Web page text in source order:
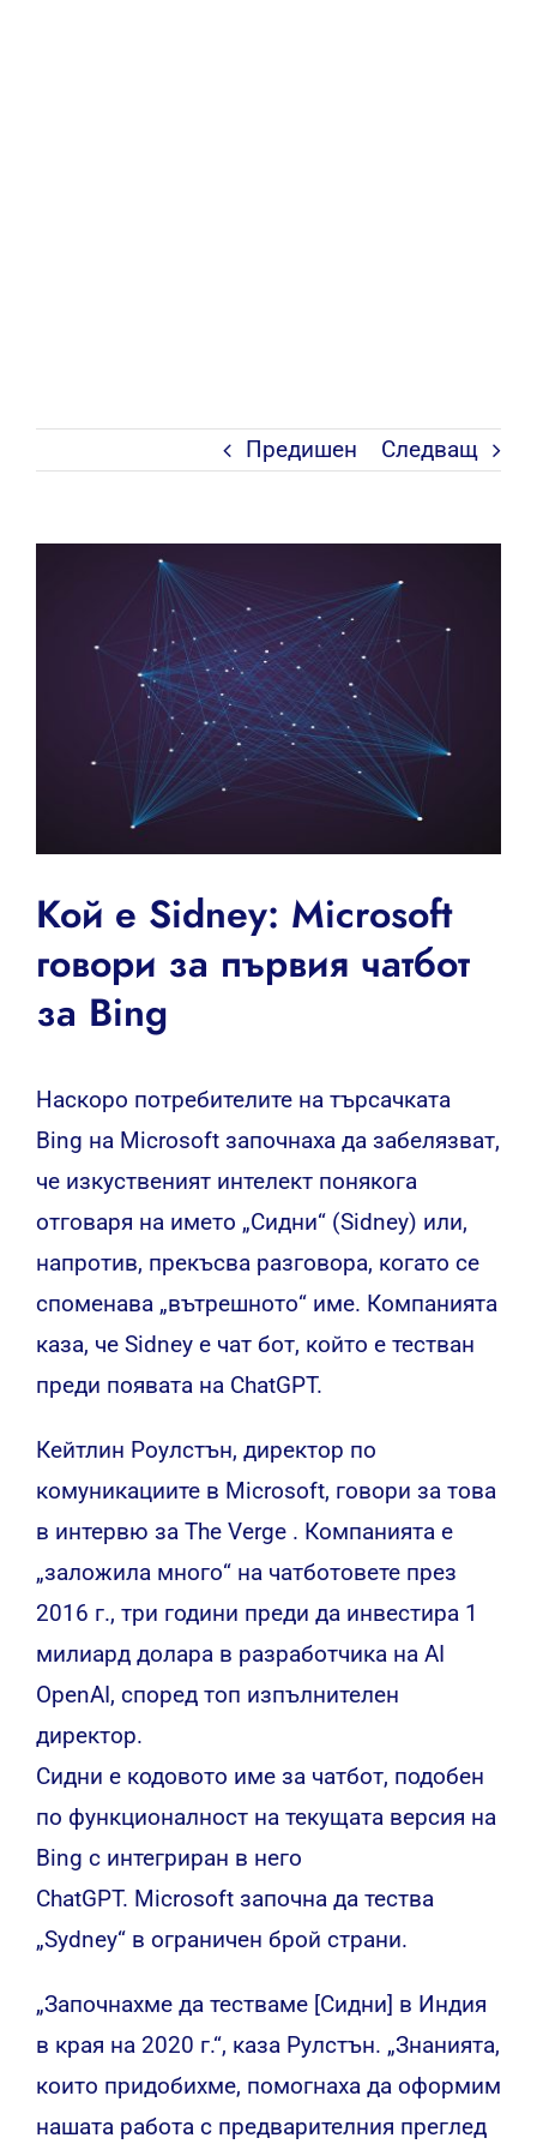
Предишен Следващ
Image
Кой е Sidney: Microsoft
говори за първия чатбот
за Bing
Наскоро потребителите на търсачката
Bing на Microsoft започнаха да забелязват,
че изкуственият интелект понякога
отговаря на името „Сидни“ (Sidney) или,
напротив, прекъсва разговора, когато се
споменава „вътрешното“ име. Компанията
каза, че Sidney е чат бот, който е тестван
преди появата на ChatGPT.
Кейтлин Роулстън, директор по
комуникациите в Microsoft, говори за това
в интервю за The Verge . Компанията е
„заложила много“ на чатботовете през
2016 г., три години преди да инвестира 1
милиард долара в разработчика на AI
OpenAI, според топ изпълнителен
директор.
Сидни е кодовото име за чатбот, подобен
по функционалност на текущата версия на
Bing с интегриран в него
ChatGPT. Microsoft започна да тества
„Sydney“ в ограничен брой страни.
„Започнахме да тестваме [Сидни] в Индия
в края на 2020 г.“, каза Рулстън. „Знанията,
които придобихме, помогнаха да оформим
нашата работа с предварителния преглед